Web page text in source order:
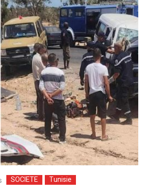
SOCIETE Tunisie